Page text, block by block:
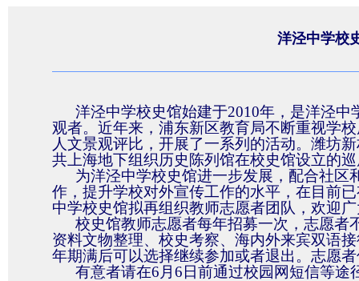
洋泾中学校
洋泾中学校史馆始建于2010年，是洋泾中
观者。近年来，浦东新区教育局不断重视学
人文景观评比，开展了一系列的活动。潍坊
共上海地下组织历史陈列馆在校史馆设立的
为洋泾中学校史馆进一步发展，配合社
作，提升学校对外宣传工作的水平，在目前
中学校史馆拟再组织教师志愿者团队，欢迎
校史馆教师志愿者每年招募一次，志愿者
资料文物整理、校史考察、海内外来宾双语
年期满后可以选择继续参加或者退出。志愿
有意者请在6 月 6 日前通过校园网短信等途